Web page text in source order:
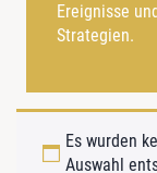
Ereignisse
Strategien.
Es wurden
Auswahl